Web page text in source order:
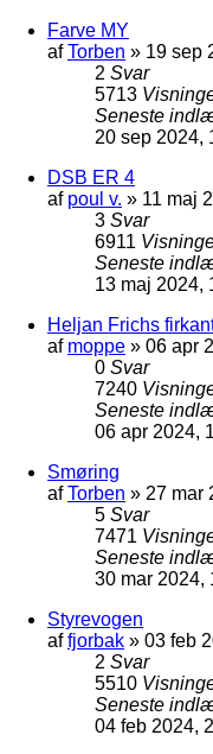
Farve MY
afTorben » 19 sep
2 Svar
5713
Seneste
20 sep 2024,
DSB ER 4
af poul v. » 11 maj
3 Svar
6911
Seneste
13 maj 2024,
Heljan Frichs
af moppe » 06 apr
0 Svar
7240
Seneste
06 apr 2024,
Smøring
afTorben » 27 mar
5 Svar
7471
Seneste
30 mar 2024,
Styrevogen
affjorbak » 03 feb
2 Svar
5510
Seneste
04 feb 2024,